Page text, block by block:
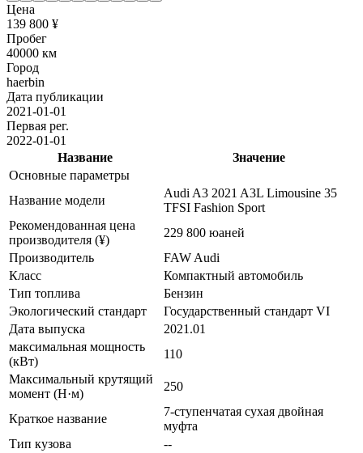
Цена
139 800 ¥
Пробег
40000 км
Город
haerbin
Дата публикации
2021-01-01
Первая рег.
2022-01-01
Название
Значение
Основные параметры
Название модели
Audi A3 2021 A3L Limousine 35
TFSI Fashion Sport
Рекомендованная цена
производителя (¥)
229 800 юаней
Производитель
FAW Audi
Класс
Компактный автомобиль
Тип топлива
Бензин
Экологический стандарт
Государственный стандарт VI
Дата выпуска
2021.01
максимальная мощность
(кВт)
110
Максимальный крутящий
момент (Н·м)
250
Краткое название
7-ступенчатая сухая двойная
муфта
Тип кузова
--